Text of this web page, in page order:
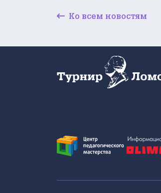
Ко всем новостям